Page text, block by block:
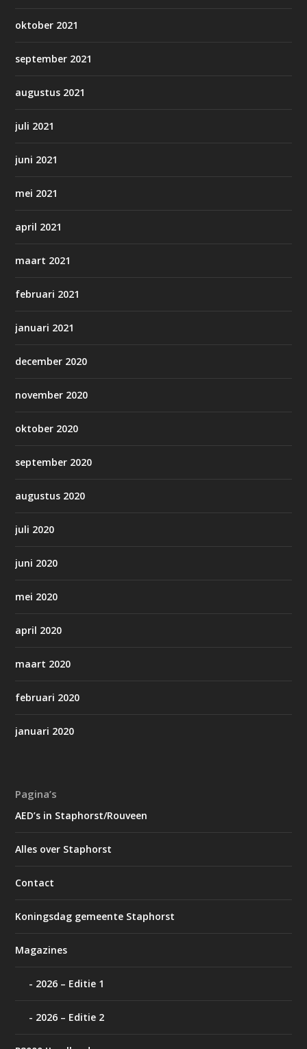
oktober 2021
september 2021
augustus 2021
juli 2021
juni 2021
mei 2021
april 2021
maart 2021
februari 2021
januari 2021
december 2020
november 2020
oktober 2020
september 2020
augustus 2020
juli 2020
juni 2020
mei 2020
april 2020
maart 2020
februari 2020
januari 2020
Pagina’s
AED’s in Staphorst/Rouveen
Alles over Staphorst
Contact
Koningsdag gemeente Staphorst
Magazines
2026 – Editie 1
2026 – Editie 2